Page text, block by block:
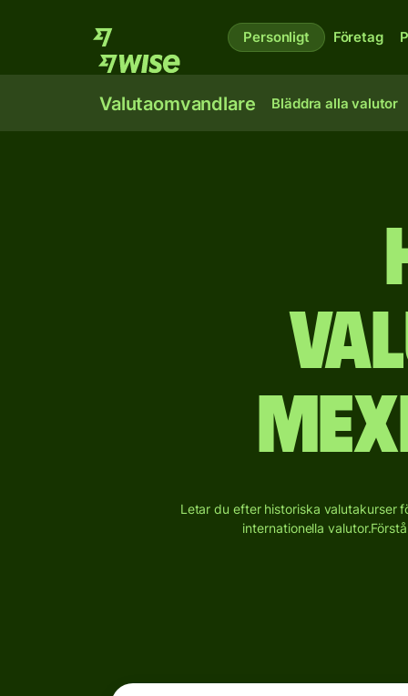
Personligt Företag
Valutaomvandlare Bläddra alla valutor
Letar du efter historiska valutakurser
internationella valutor.